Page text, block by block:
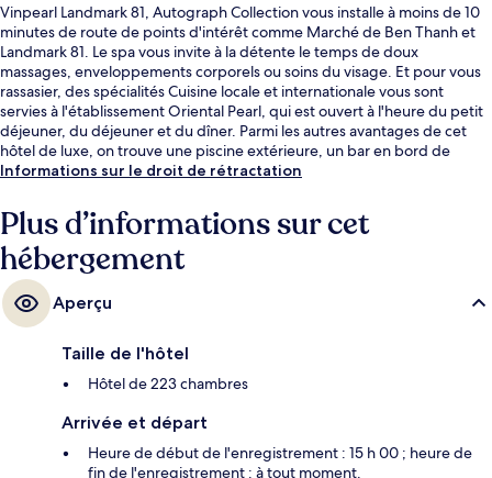
Vinpearl Landmark 81, Autograph Collection vous installe à moins de 10
minutes de route de points d'intérêt comme Marché de Ben Thanh et
Landmark 81. Le spa vous invite à la détente le temps de doux
massages, enveloppements corporels ou soins du visage. Et pour vous
rassasier, des spécialités Cuisine locale et internationale vous sont
servies à l'établissement Oriental Pearl, qui est ouvert à l'heure du petit
déjeuner, du déjeuner et du dîner. Parmi les autres avantages de cet
hôtel de luxe, on trouve une piscine extérieure, un bar en bord de
piscine et une salle de fitness ouverte 24 h/24, l'idéal pour des vacances
concerne le personnel attentionné. Les transports publics se situent à
une courte distance à pied : Station de métro Tan Cang est à 8 min et
Station de métro Van Thanh Park, à 14 min.
Informations sur le droit de rétractation
Plus d’informations sur cet
hébergement
Aperçu
Taille de l'hôtel
Hôtel de 223 chambres
Arrivée et départ
Heure de début de l'enregistrement : 15 h 00 ; heure de
fin de l'enregistrement : à tout moment.